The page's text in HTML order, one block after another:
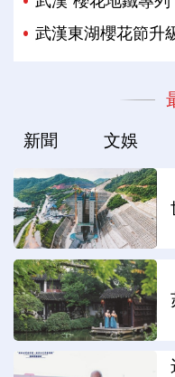
武漢東湖櫻花節升
新聞 文娛